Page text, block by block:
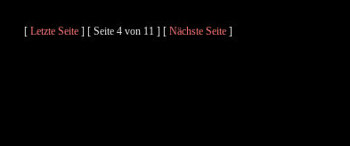
[ Letzte Seite ] [ Seite 4 von 11 ] [ Nächste Seite ]